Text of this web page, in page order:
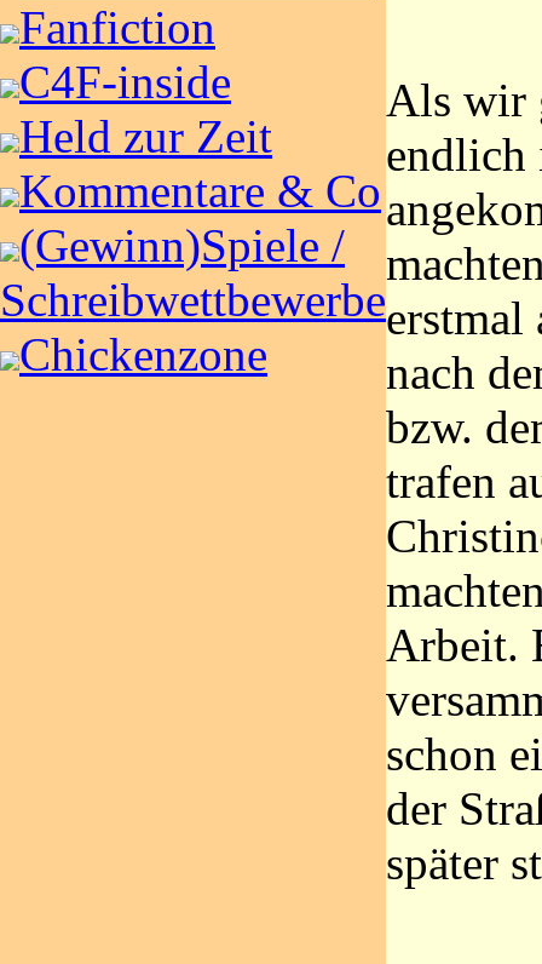
Fanfiction
C4F-inside
Held zur Zeit
Kommentare & Co
(Gewinn)Spiele /
Schreibwettbewerbe
Chickenzone
Als wir
endlich
erstmal
nach
bzw.
trafen
Arbeit.
schon
der
später